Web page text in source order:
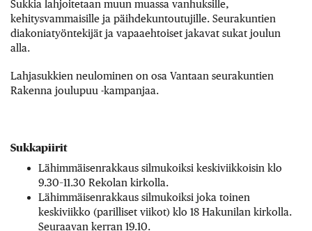
Sukkia lahjoitetaan muun muassa vanhuksille,
kehitysvammaisille ja päihdekuntoutujille. Seurakuntien
diakoniatyöntekijät ja vapaaehtoiset jakavat sukat joulun
alla.
Lahjasukkien neulominen on osa Vantaan seurakuntien
Rakenna joulupuu -kampanjaa.
Sukkapiirit
Lähimmäisenrakkaus silmukoiksi keskiviikkoisin klo
9.30–11.30 Rekolan kirkolla.
Lähimmäisenrakkaus silmukoiksi joka toinen
keskiviikko (parilliset viikot) klo 18 Hakunilan kirkolla.
Seuraavan kerran 19.10.